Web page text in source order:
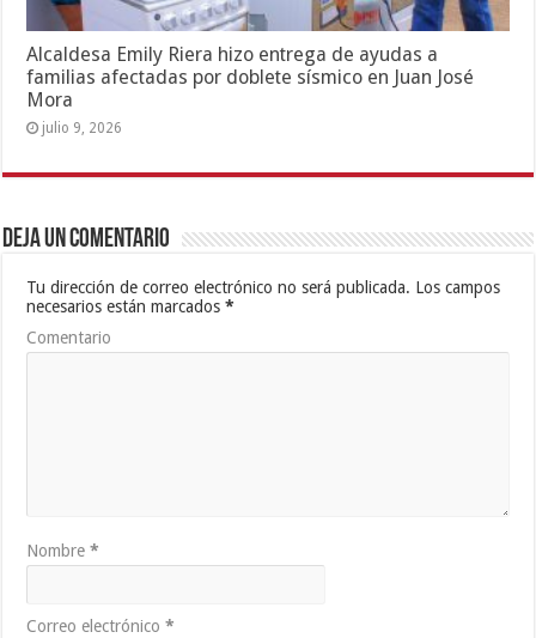
Alcaldesa Emily Riera hizo entrega de ayudas a
familias afectadas por doblete sísmico en Juan José
Mora
julio 9, 2026
Deja un comentario
Tu dirección de correo electrónico no será publicada. Los campos
necesarios están marcados*
Comentario
Nombre*
Correo electrónico*